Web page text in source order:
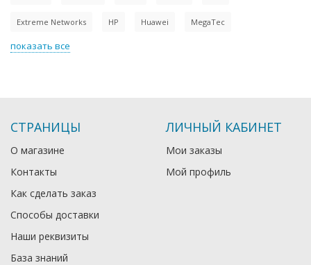
Extreme Networks HP Huawei MegaTec
показать все
СТРАНИЦЫ
О магазине
Контакты
Как сделать заказ
Способы доставки
Наши реквизиты
База знаний
ЛИЧНЫЙ КАБИНЕТ
Мои заказы
Мой профиль